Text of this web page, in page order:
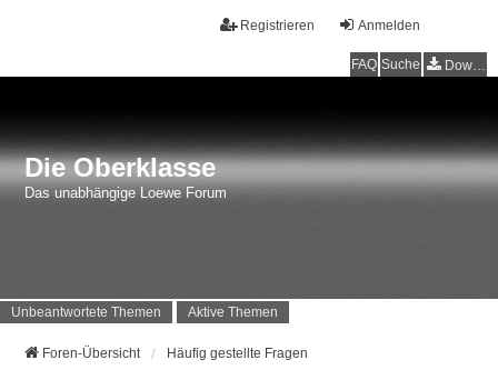
Anmelden
Registrieren
FAQ Suche Downloads
Die Oberklasse
Das unabhängige Loewe Forum
Unbeantwortete Themen Aktive Themen
Foren-Übersicht Häufig gestellte Fragen